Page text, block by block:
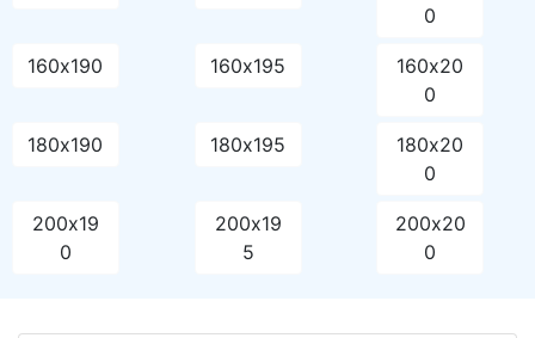
0
160х190 160х195
160х20
0
180х190 180х195
180х20
0
200х19
0
200х19
5
200х20
0